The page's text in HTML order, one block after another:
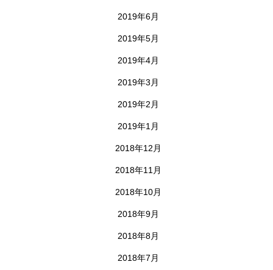
2019年6月
2019年5月
2019年4月
2019年3月
2019年2月
2019年1月
2018年12月
2018年11月
2018年10月
2018年9月
2018年8月
2018年7月